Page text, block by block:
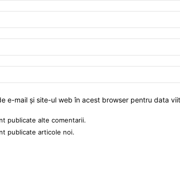
e-mail și site-ul web în acest browser pentru data
publicate alte comentarii.
publicate articole noi.